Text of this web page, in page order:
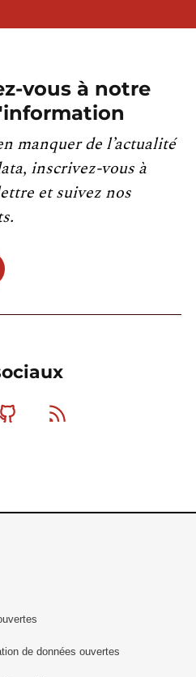
vous à notre
manquer de l’actualité
inscrivez-vous à
et suivez nos
Github
de données ouvertes